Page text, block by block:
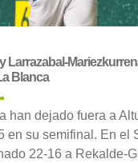
Larrazabal-
Blanca
han dejado fuera a
en su semifinal. En el
22-16 a Rekalde-